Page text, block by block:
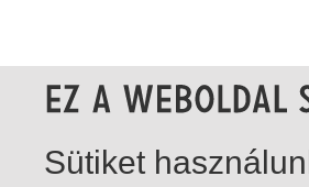
Sütiket